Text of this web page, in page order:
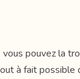
, vous pouvez la
à fait